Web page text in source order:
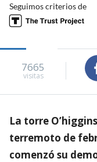
Seguimos criterios de
7665
visitas
La torre
terremoto de
comenzó su